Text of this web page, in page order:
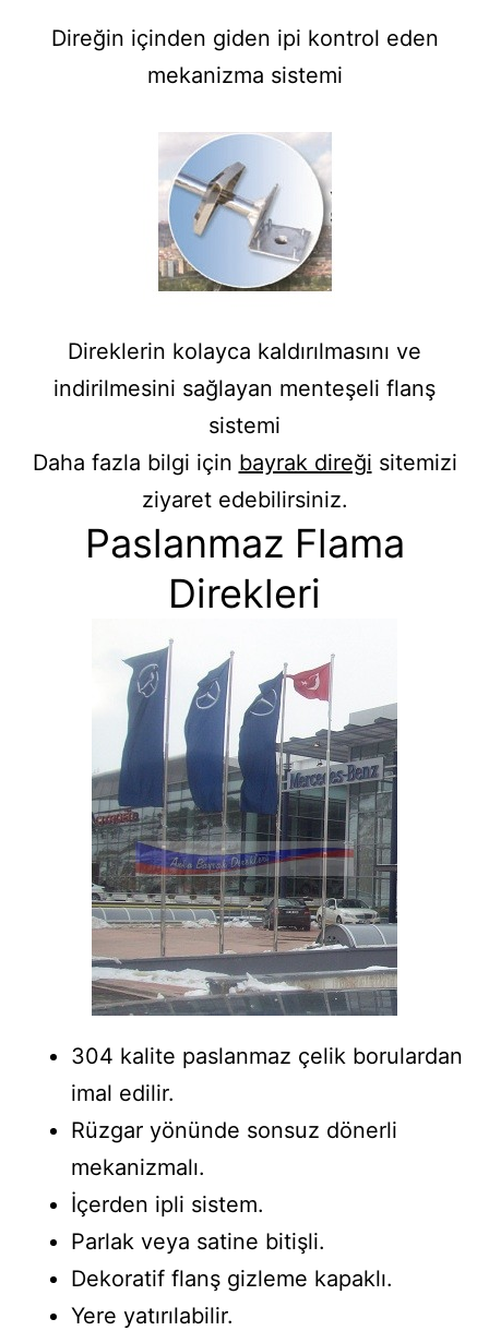
Direğin içinden giden ipi kontrol eden
mekanizma sistemi
Direklerin kolayca kaldırılmasını ve
indirilmesini sağlayan menteşeli flanş
sistemi
Daha fazla bilgi için bayrak direği sitemizi
ziyaret edebilirsiniz.
Paslanmaz Flama
Direkleri
304 kalite paslanmaz çelik borulardan
imal edilir.
Rüzgar yönünde sonsuz dönerli
mekanizmalı.
İçerden ipli sistem.
Parlak veya satine bitişli.
Dekoratif flanş gizleme kapaklı.
Yere yatırılabilir.